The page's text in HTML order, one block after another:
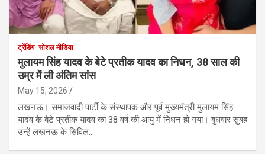
ट्रेंडिंग सोशल मीडिया
मुलायम सिंह यादव के बेटे प्रतीक यादव का निधन, 38 साल की
उम्र में ली अंतिम सांस
May 15, 2026
लखनऊ। समाजवादी पार्टी के संस्थापक और पूर्व मुख्यमंत्री मुलायम सिंह
यादव के बेटे प्रतीक यादव का 38 वर्ष की आयु में निधन हो गया। बुधवार सुबह
उन्हें लखनऊ के सिविल…